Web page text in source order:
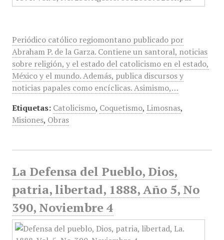
Periódico católico regiomontano publicado por
Abraham P. de la Garza. Contiene un santoral, noticias
sobre religión, y el estado del catolicismo en el estado,
México y el mundo. Además, publica discursos y
noticias papales como encíclicas. Asimismo,…
Etiquetas: Catolicismo, Coquetismo, Limosnas,
Misiones, Obras
La Defensa del Pueblo, Dios,
patria, libertad, 1888, Año 5, No
390, Noviembre 4